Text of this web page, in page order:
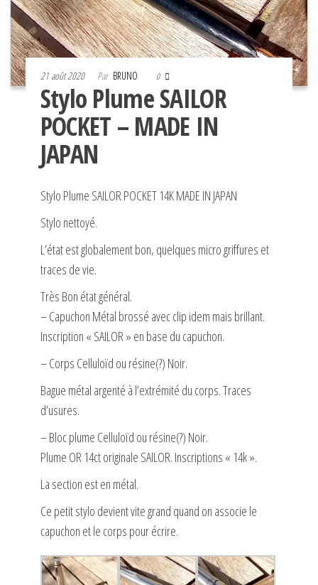
21 août 2020 Par BRUNO 0
Stylo Plume SAILOR
POCKET – MADE IN
JAPAN
Stylo Plume SAILOR POCKET 14K MADE IN JAPAN
Stylo nettoyé.
L’état est globalement bon, quelques micro griffures et
traces de vie.
Très Bon état général.
– Capuchon Métal brossé avec clip idem mais brillant.
Inscription « SAILOR » en base du capuchon.
– Corps Celluloïd ou résine(?) Noir.
Bague métal argenté à l’extrémité du corps. Traces
d’usures.
– Bloc plume Celluloïd ou résine(?) Noir.
Plume OR 14ct originale SAILOR. Inscriptions « 14k ».
La section est en métal.
Ce petit stylo devient vite grand quand on associe le
capuchon et le corps pour écrire.